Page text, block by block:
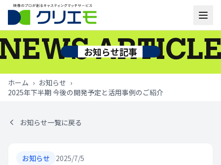
モデル一覧
ご利用の流れ
よくあるご質問
お知らせ記事
ホーム › お知らせ ›
2025年下半期 今後の開発予定と活用事例のご紹介
お知らせ一覧に戻る
お知らせ 2025/7/5